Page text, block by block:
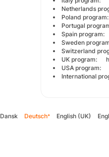
Netherlands
Poland
Portugal
Spain
Sweden
Switzerland
UK program:
USA program:
International
Dansk Deutsch* English (UK)